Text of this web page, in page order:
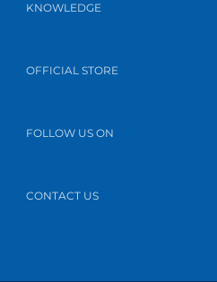
KNOWLEDGE
OFFICIAL STORE
FOLLOW US ON
CONTACT US